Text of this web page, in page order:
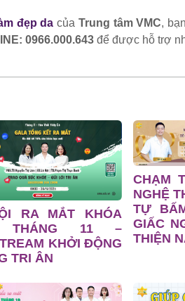
đẹp da của Trung tâm VMC,
0966.000.643 để được hỗ trợ
RA MẮT KHÓA
THÁNG 11 –
KHỞI ĐỘNG
TRI ÂN
CHẠM
NGHỆ
TỰ
GIẤC
THIỆN